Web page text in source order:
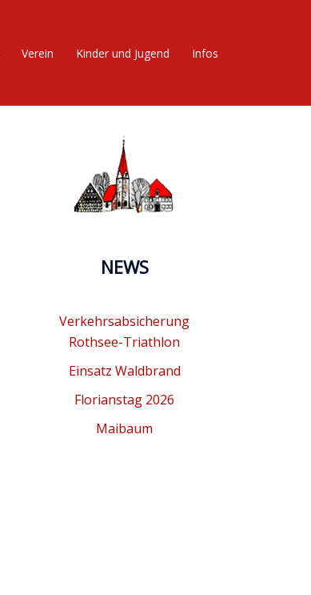
Verein Kinder und Jugend Infos
NEWS
Verkehrsabsicherung
Rothsee-Triathlon
Einsatz Waldbrand
Florianstag 2026
Maibaum